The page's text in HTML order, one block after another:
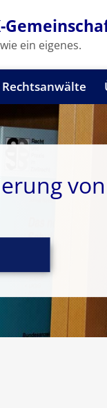
ein eigenes.
Rechtsanwälte
von